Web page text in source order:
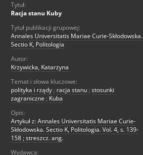
Tytuł:
Racja stanu Kuby
Tytuł publikacji grupowej:
Annales Universitatis Mariae Curie-Skłodowska.
Sectio K, Politologia
Autor:
Krzywicka, Katarzyna
Temat i słowa kluczowe:
polityka i rządy ; racja stanu ; stosunki
zagraniczne ; Kuba
Opis:
Artykuł z: Annales Universitatis Mariae Curie-
Skłodowska. Sectio K, Politologia. Vol. 4, s. 139-
158 ; streszcz. ang.
Wydawca: